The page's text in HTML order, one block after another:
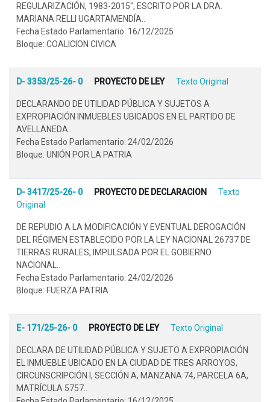
REGULARIZACIÓN, 1983-2015", ESCRITO POR LA DRA.
MARIANA RELLI UGARTAMENDÍA..
Fecha Estado Parlamentario: 16/12/2025
Bloque: COALICION CIVICA
D- 3353/25-26- 0 PROYECTO DE LEY Texto Original
DECLARANDO DE UTILIDAD PÚBLICA Y SUJETOS A
EXPROPIACIÓN INMUEBLES UBICADOS EN EL PARTIDO DE
AVELLANEDA..
Fecha Estado Parlamentario: 24/02/2026
Bloque: UNIÓN POR LA PATRIA
D- 3417/25-26- 0 PROYECTO DE DECLARACION
Texto
Original
DE REPUDIO A LA MODIFICACIÓN Y EVENTUAL DEROGACIÓN
DEL RÉGIMEN ESTABLECIDO POR LA LEY NACIONAL 26737 DE
TIERRAS RURALES, IMPULSADA POR EL GOBIERNO
NACIONAL..
Fecha Estado Parlamentario: 24/02/2026
Bloque: FUERZA PATRIA
E- 171/25-26- 0 PROYECTO DE LEY Texto Original
DECLARA DE UTILIDAD PÚBLICA Y SUJETO A EXPROPIACIÓN
EL INMUEBLE UBICADO EN LA CIUDAD DE TRES ARROYOS,
CIRCUNSCRIPCIÓN I, SECCIÓN A, MANZANA 74, PARCELA 6A,
MATRÍCULA 5757..